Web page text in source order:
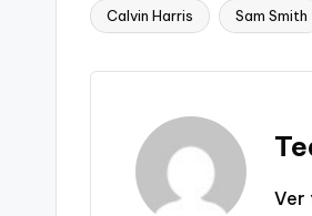
Etiquetas:
Calvin Harris Sam Smith
Ver